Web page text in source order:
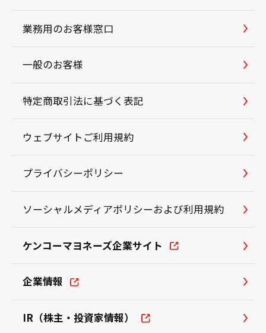
業務用のお客様窓口
一般のお客様
特定商取引法に基づく表記
ウェブサイトご利用規約
プライバシーポリシー
ソーシャルメディアポリシーおよび利用規約
ケンコーマヨネーズ企業サイト
企業情報
IR（株主・投資家情報）